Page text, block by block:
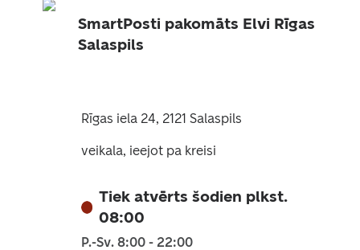
SmartPosti pakomāts Elvi Rīgas
Salaspils
Rīgas iela 24, 2121 Salaspils
veikala, ieejot pa kreisi
Tiek atvērts šodien plkst.
08:00
P.-Sv. 8:00 - 22:00